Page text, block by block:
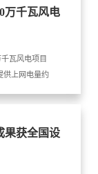
万千瓦风电
瓦风电项目
供上网电量约
果获全国设